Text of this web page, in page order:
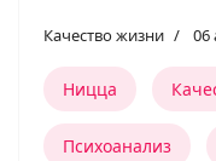
Качество жизни 06
Ницца
Психоанализ